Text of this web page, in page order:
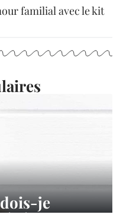
familial avec le kit
je
de 4